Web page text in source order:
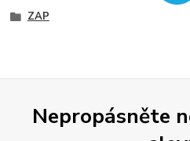
ZAP
Nepropásněte